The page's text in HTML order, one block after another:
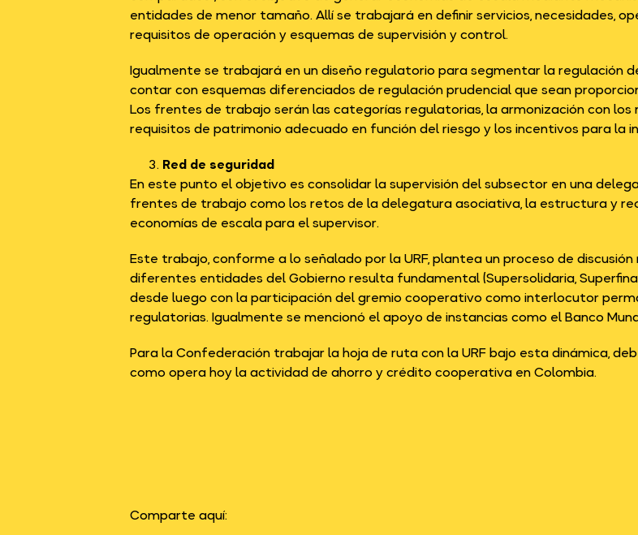
entidades de menor tamaño. Allí se trabajará en definir servicios, necesidades,
requisitos de operación y esquemas de supervisión y control.
Igualmente se trabajará en un diseño regulatorio para segmentar la regulación
contar con esquemas diferenciados de regulación prudencial que sean
Los frentes de trabajo serán las categorías regulatorias, la armonización con los
requisitos de patrimonio adecuado en función del riesgo y los incentivos para la
Red de seguridad
En este punto el objetivo es consolidar la supervisión del subsector en una
frentes de trabajo como los retos de la delegatura asociativa, la estructura y
economías de escala para el supervisor.
Este trabajo, conforme a lo señalado por la URF, plantea un proceso de
diferentes entidades del Gobierno resulta fundamental (Supersolidaria,
desde luego con la participación del gremio cooperativo como interlocutor
regulatorias. Igualmente se mencionó el apoyo de instancias como el Banco
Para la Confederación trabajar la hoja de ruta con la URF bajo esta dinámica,
como opera hoy la actividad de ahorro y crédito cooperativa en Colombia.
Comparte aquí: